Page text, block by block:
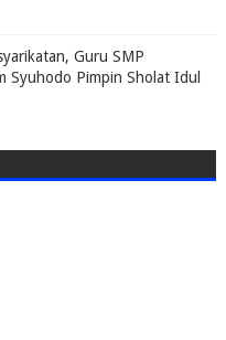
Guru SMP
Syuhodo Pimpin Sholat Idul